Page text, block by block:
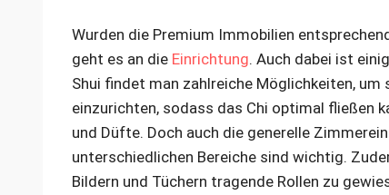
Wurden die Premium Immobilien
geht es an die Einrichtung. Auch dabei ist
Shui findet man zahlreiche Möglichkeiten,
einzurichten, sodass das Chi optimal fließen
und Düfte. Doch auch die generelle
unterschiedlichen Bereiche sind wichtig.
Bildern und Tüchern tragende Rollen zu